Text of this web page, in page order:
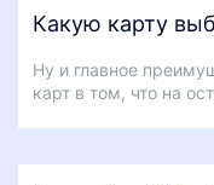
Какую карту
Ну и главное
карт в том, что на